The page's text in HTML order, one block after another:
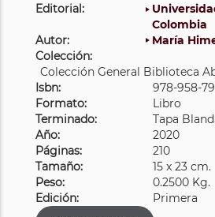
Editorial:
Colombia
Autor:
María
Colección:
Colección General Biblioteca
Isbn:
978-958-
Formato:
Libro
Terminado:
Tapa
Año:
2020
Páginas:
210
Tamaño:
15 x 23 cm.
Peso:
0.2500 Kg.
Edición:
Primera